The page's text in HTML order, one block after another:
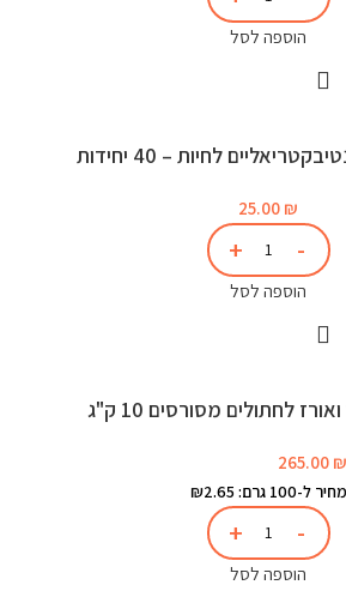
הוספה לסל
לחיות – 40 יחידות
25.00 ₪
הוספה לסל
לחתולים מסורסים 10 ק"ג
265.00 ₪
מחיר ל-100 גרם: ₪2.65
הוספה לסל